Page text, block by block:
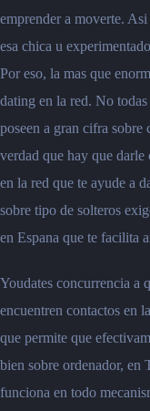
emprender a moverte.
esa chica u
Por eso, la mas que
dating en la red. No
poseen a gran cifra sobre
verdad que hay que
en la red que te ayude a
sobre tipo de solteros
en Espana que te facilita
Youdates concurrencia a
encuentren contactos en
que permite que
bien sobre ordenador, en
funciona en todo